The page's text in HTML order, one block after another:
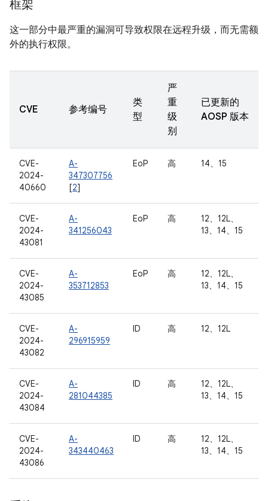
框架
这一部分中最严重的漏洞可导致权限在远程升级，而无需额
外的执行权限。
CVE 参考编号
类
型
严
重
级
别
已更新的
AOSP 版本
CVE-
2024-
40660
A-
347307756
[2]
EoP 高 14、15
CVE-
2024-
43081
A-
341256043
EoP 高
12、12L、
13、14、15
CVE-
2024-
43085
A-
353712853
EoP 高
12、12L、
13、14、15
CVE-
2024-
43082
A-
296915959
ID 高 12、12L
CVE-
2024-
43084
A-
281044385
ID 高
12、12L、
13、14、15
CVE-
2024-
43086
A-
343440463
ID 高
12、12L、
13、14、15